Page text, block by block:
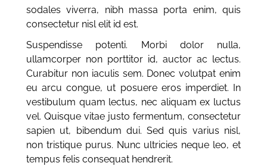
sodales viverra, nibh massa porta enim, quis
consectetur nisl elit id est.
Suspendisse potenti. Morbi dolor nulla,
ullamcorper non porttitor id, auctor ac lectus.
Curabitur non iaculis sem. Donec volutpat enim
eu arcu congue, ut posuere eros imperdiet. In
vestibulum quam lectus, nec aliquam ex luctus
vel. Quisque vitae justo fermentum, consectetur
sapien ut, bibendum dui. Sed quis varius nisl,
non tristique purus. Nunc ultricies neque leo, et
tempus felis consequat hendrerit.